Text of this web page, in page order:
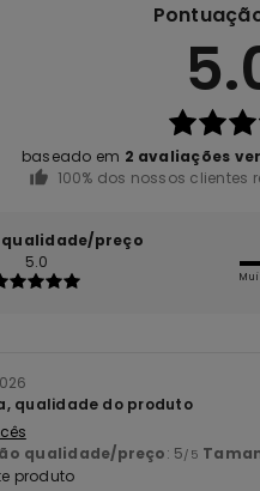
baseado em 2 avaliações
100% dos nossos
qualidade/preço
5.0
qualidade do produto
qualidade/preço: 5/5
produto